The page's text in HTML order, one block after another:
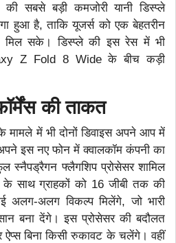
सबसे बड़ी कमजोरी यानी डिस्प्ले
हुआ है, ताकि यूजर्स को एक बेहतरीन
मिल सके। डिस्प्ले की इस रेस में भी
Z Fold 8 Wide के बीच कड़ी
की ताकत
मामले में भी दोनों डिवाइस अपने आप में
इस नए फोन में क्वालकॉम कंपनी का
स्नैपड्रैगन फ्लैगशिप प्रोसेसर शामिल
साथ ग्राहकों को 16 जीबी तक की
अलग विकल्प मिलेंगे, जो भारी
बना देंगे। इस प्रोसेसर की बदौलत
ऐप्स बिना किसी रुकावट के चलेंगे। वहीं